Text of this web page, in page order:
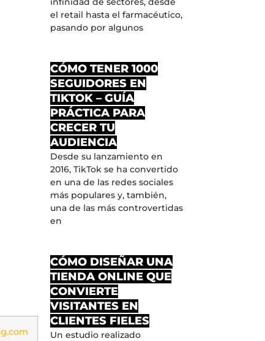
el retail hasta el farmacéutico,
pasando por algunos
CÓMO TENER 1000
SEGUIDORES EN
TIKTOK – GUÍA
PRÁCTICA PARA
CRECER TU
AUDIENCIA
Desde su lanzamiento en
2016, TikTok se ha convertido
en una de las redes sociales
más populares y, también,
una de las más controvertidas
en
CÓMO DISEÑAR UNA
TIENDA ONLINE QUE
CONVIERTE
VISITANTES EN
CLIENTES FIELES
Un estudio realizado